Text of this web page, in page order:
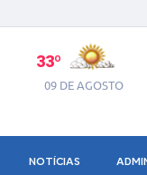
33º
09 DE AGOSTO
NOTÍCIAS